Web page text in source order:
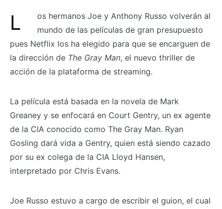
Los hermanos Joe y Anthony Russo volverán al
mundo de las películas de gran presupuesto
pues Netflix los ha elegido para que se encarguen de
la dirección de The Gray Man, el nuevo thriller de
acción de la plataforma de streaming.
La película está basada en la novela de Mark
Greaney y se enfocará en Court Gentry, un ex agente
de la CIA conocido como The Gray Man. Ryan
Gosling dará vida a Gentry, quien está siendo cazado
por su ex colega de la CIA Lloyd Hansen,
interpretado por Chris Evans.
Joe Russo estuvo a cargo de escribir el guion, el cual